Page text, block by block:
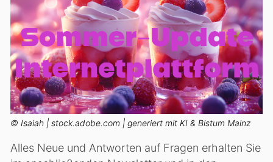
© Isaiah | stock.adobe.com | generiert mit KI & Bistum Mainz
Alles Neue und Antworten auf Fragen erhalten Sie